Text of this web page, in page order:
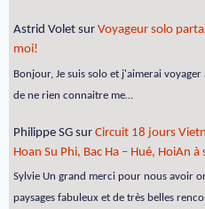
Astrid Volet sur Voyageur solo
moi!
Bonjour, Je suis solo et j'aimerai
de ne rien connaitre me…
Philippe SG sur Circuit 18 jours
Hoan Su Phi, Bac Ha – Hué, HoiAn
Sylvie Un grand merci pour nous avoir
paysages fabuleux et de très belles